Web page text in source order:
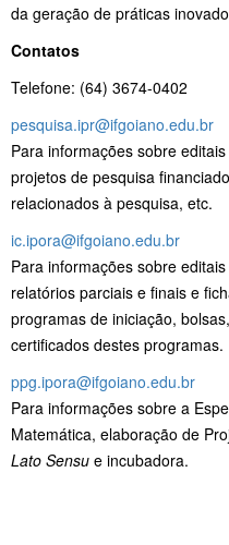
da geração de práticas
Contatos
Telefone: (64) 3674-0402
pesquisa.ipr@ifgoiano.edu.br
Para informações sobre
projetos de pesquisa
relacionados à pesquisa, etc.
ic.ipora@ifgoiano.edu.br
Para informações sobre
relatórios parciais e finais e
programas de iniciação,
certificados destes programas.
ppg.ipora@ifgoiano.edu.br
Para informações sobre a
Matemática, elaboração de
Lato Sensu e incubadora.